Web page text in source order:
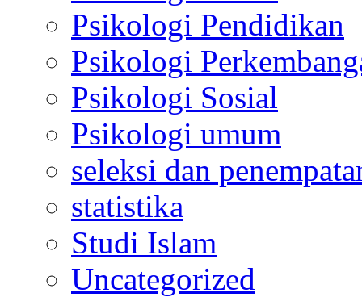
Psikologi Pendidikan
Psikologi
Psikologi Sosial
Psikologi umum
seleksi dan
statistika
Studi Islam
Uncategorized